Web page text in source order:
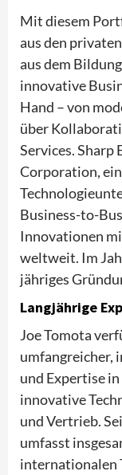
Mit diesem
aus den
aus dem
innovative
Hand – von
über
Services. Sharp
Corporation,
Business-to-
Innovationen
weltweit. Im
jähriges
Langjährige
Joe Tomota
umfangreicher,
und Expertise
innovative
und Vertrieb.
umfasst
internationalen